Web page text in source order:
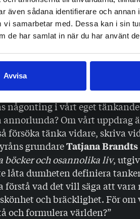
sådana identifierare och annan
samarbetar med. Dessa kan i sin
de har samlat in när du har använt
Avvisa
nått över
”vi förstår er nöd”.
också gammal information
vi på, samtidigt som vi
någonting i vårt eget
Om vårt uppdrag
försöka tänka vidare, skriva
grundareTatjana Brandts
böcker och osannolika liv,
låta dumheten definiera
vad det vill säga att vara
och bräcklighet. För
och formulera världen?”